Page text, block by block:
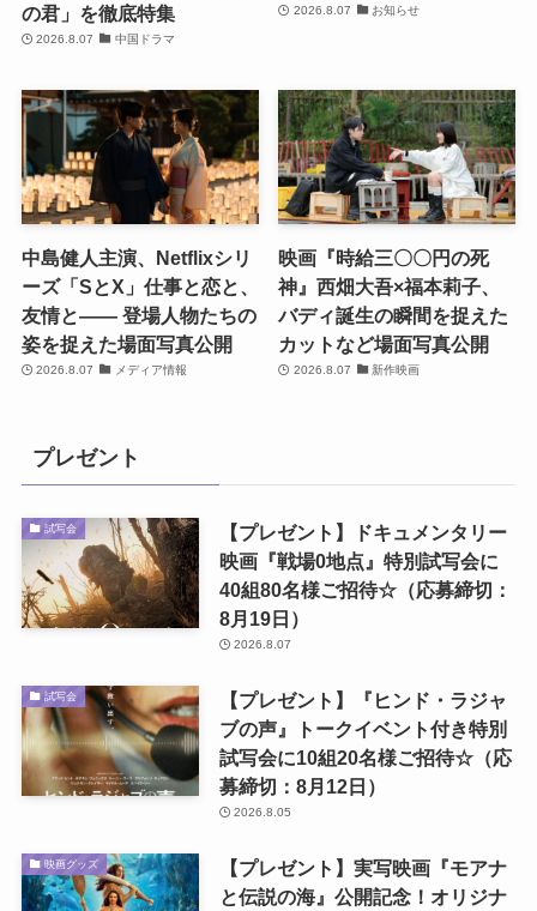
の君」を徹底特集
2026.8.07 中国ドラマ
2026.8.07 お知らせ
中島健人主演、Netflixシリ
ーズ「SとX」仕事と恋と、
友情と―― 登場人物たちの
姿を捉えた場面写真公開
2026.8.07 メディア情報
映画『時給三〇〇円の死
神』西畑大吾×福本莉子、
バディ誕生の瞬間を捉えた
カットなど場面写真公開
2026.8.07 新作映画
プレゼント
試写会
【プレゼント】ドキュメンタリー
映画『戦場0地点』特別試写会に
40組80名様ご招待☆（応募締切：
8月19日）
2026.8.07
試写会
【プレゼント】『ヒンド・ラジャ
ブの声』トークイベント付き特別
試写会に10組20名様ご招待☆（応
募締切：8月12日）
2026.8.05
映画グッズ
【プレゼント】実写映画『モアナ
と伝説の海』公開記念！オリジナ